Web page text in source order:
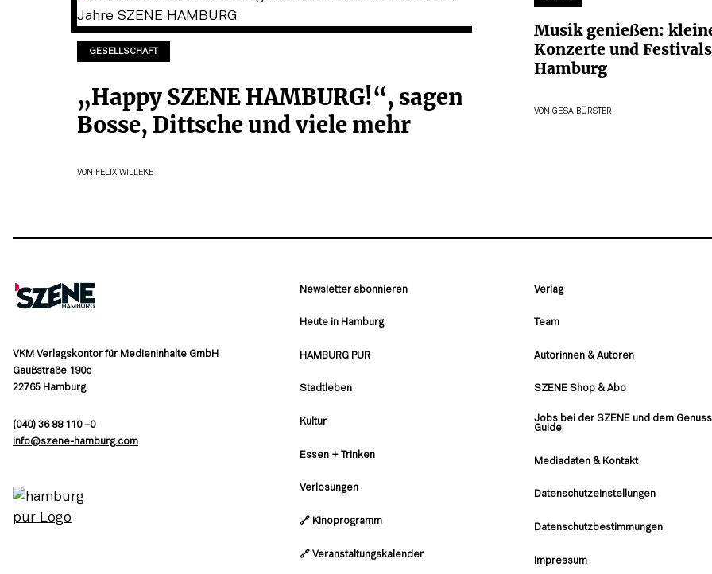
GESELLSCHAFT
„Happy SZENE HAMBURG!“, sagen
Bosse, Dittsche und viele mehr
VON FELIX WILLEKE
Musik genießen:
Konzerte und
Hamburg
VON GESA BÜRSTER
VKM Verlagskontor für Medieninhalte GmbH
Gaußstraße 190c
22765 Hamburg
(040) 36 88 110 –0
moc.grubmah-enezs@ofni
Newsletter abonnieren
Heute in Hamburg
HAMBURG PUR
Stadtleben
Kultur
Essen + Trinken
Verlosungen
🔗 Kinoprogramm
🔗 Veranstaltungskalender
Verlag
Team
Autorinnen & Autoren
SZENE Shop & Abo
Jobs bei der SZENE und dem
Guide
Mediadaten & Kontakt
Datenschutzeinstellungen
Datenschutzbestimmungen
Impressum